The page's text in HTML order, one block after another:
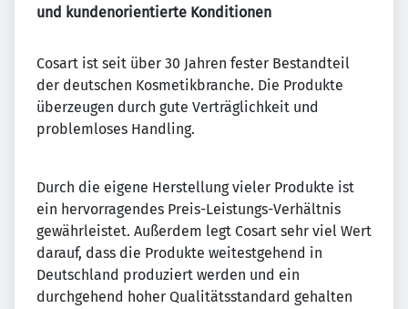
und kundenorientierte Konditionen
Cosart ist seit über 30 Jahren fester Bestandteil
der deutschen Kosmetik­branche. Die Produkte
überzeugen durch gute Verträglichkeit und
problemloses Handling.
Durch die eigene Herstellung vieler Produkte ist
ein hervorragendes Preis-Leistungs-Verhältnis
gewährleistet. Außerdem legt Cosart sehr viel Wert
darauf, dass die Produkte weitestgehend in
Deutschland produziert werden und ein
durchgehend hoher Qualitätsstandard gehalten